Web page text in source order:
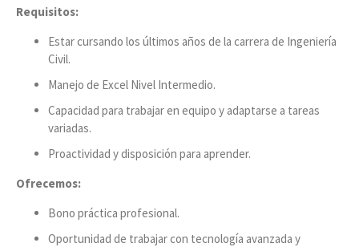
Requisitos:
Estar cursando los últimos años de la carrera de Ingeniería
Civil.
Manejo de Excel Nivel Intermedio.
Capacidad para trabajar en equipo y adaptarse a tareas
variadas.
Proactividad y disposición para aprender.
Ofrecemos:
Bono práctica profesional.
Oportunidad de trabajar con tecnología avanzada y